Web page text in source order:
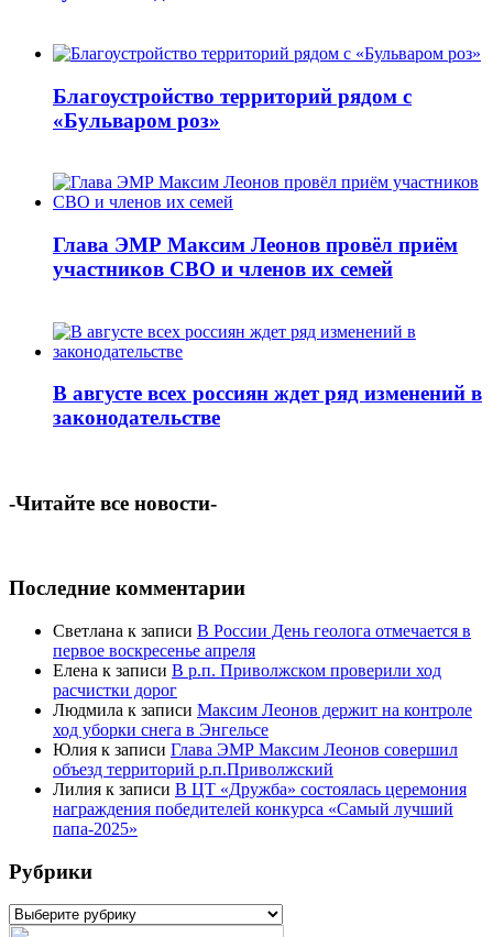
Благоустройство территорий рядом с
«Бульваром роз»
Глава ЭМР Максим Леонов провёл приём
участников СВО и членов их семей
В августе всех россиян ждет ряд изменений в
законодательстве
-Читайте все новости-
Последние комментарии
Светлана к записи В России День геолога отмечается в
первое воскресенье апреля
Елена к записи В р.п. Приволжском проверили ход
расчистки дорог
Людмила к записи Максим Леонов держит на контроле
ход уборки снега в Энгельсе
Юлия к записи Глава ЭМР Максим Леонов совершил
объезд территорий р.п.Приволжский
Лилия к записи В ЦТ «Дружба» состоялась церемония
награждения победителей конкурса «Самый лучший
папа-2025»
Рубрики
Рубрики